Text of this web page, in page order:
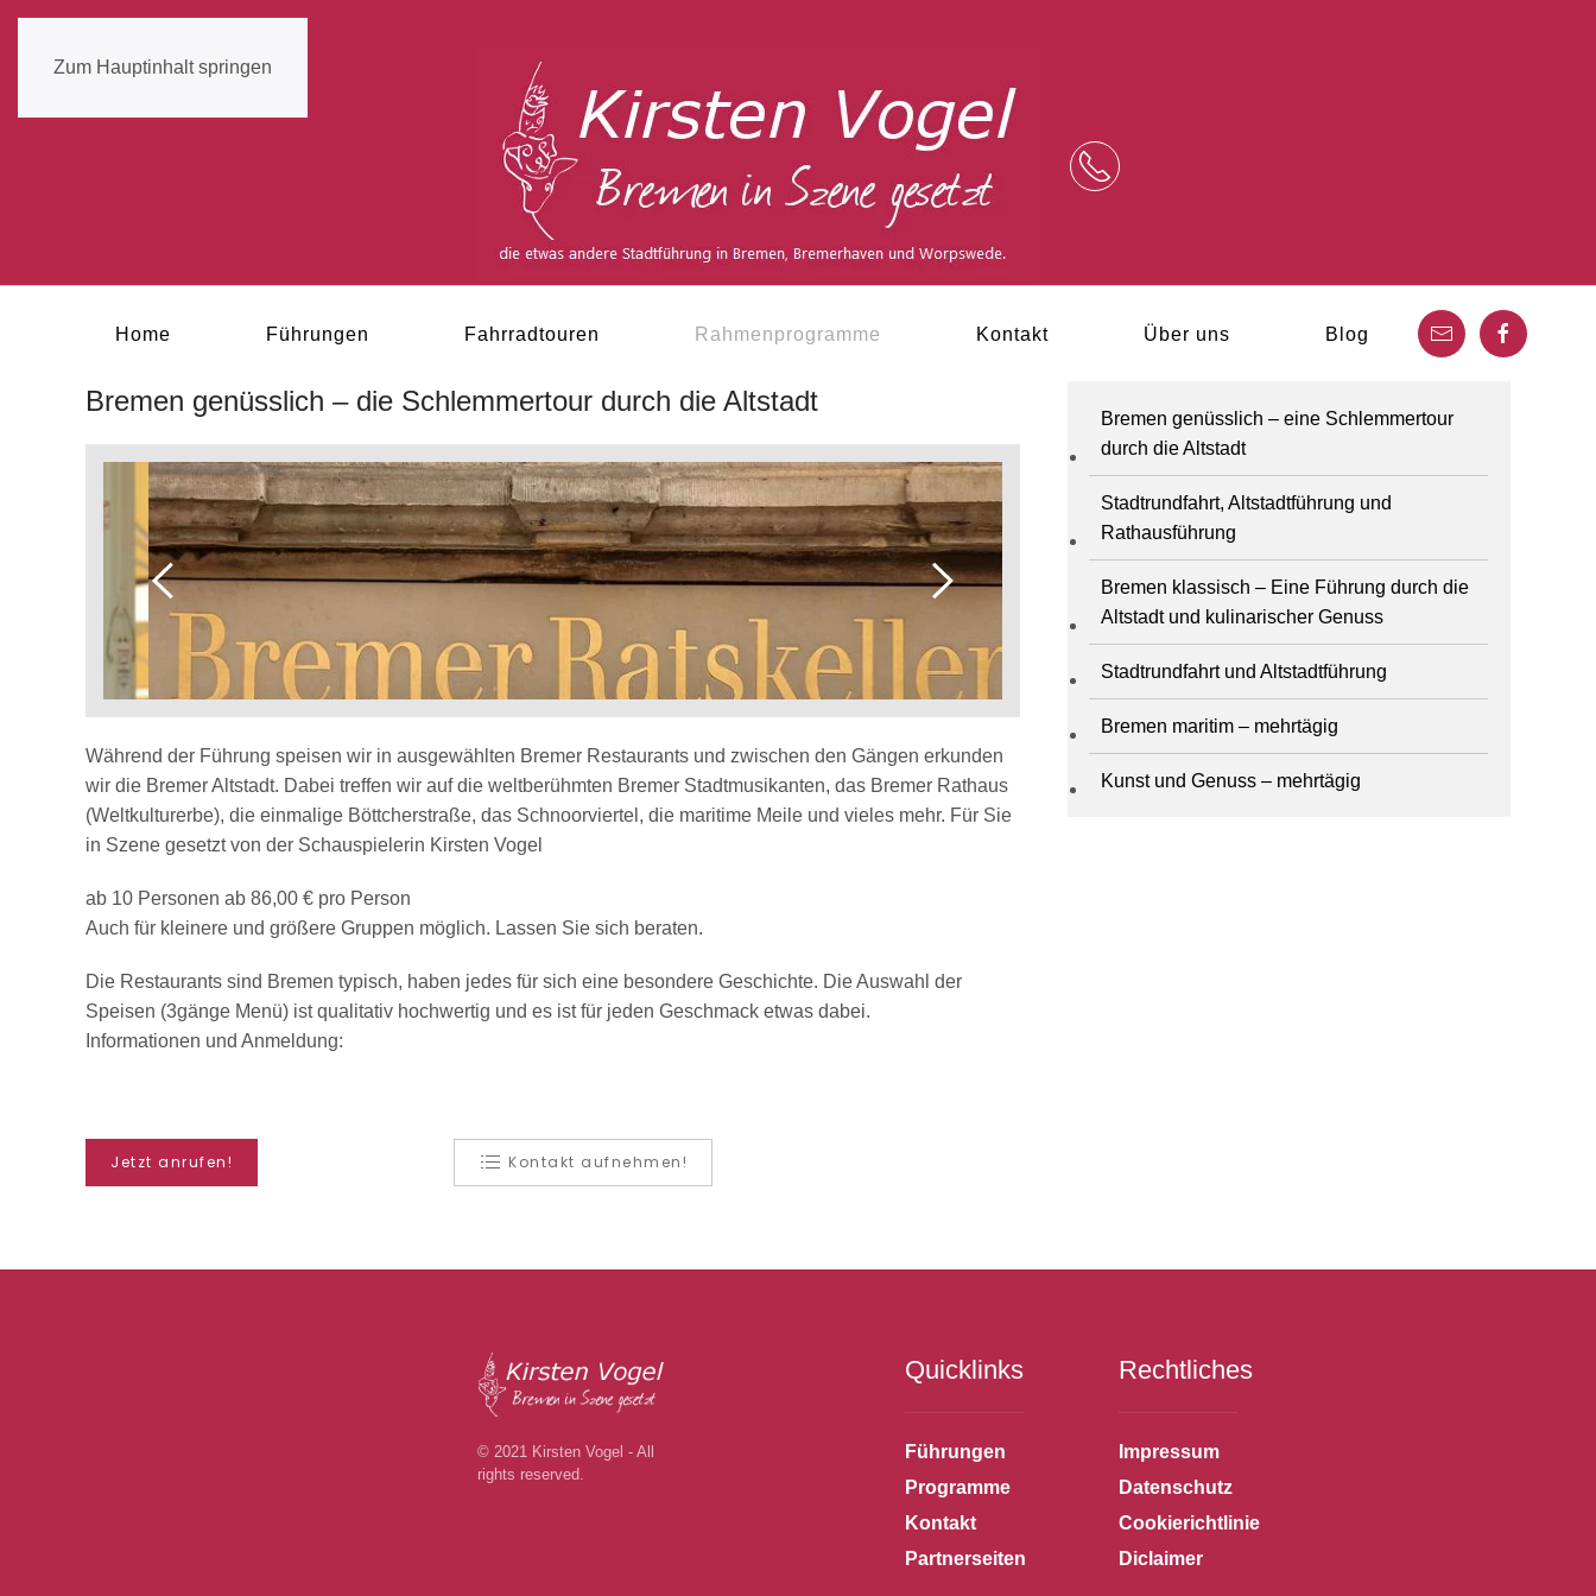
Zum Hauptinhalt springen
Home Führungen Fahrradtouren Rahmenprogramme Kontakt Über uns Blog
Bremen genüsslich – die Schlemmertour durch die Altstadt
Während der Führung speisen wir in ausgewählten Bremer Restaurants und zwischen den Gängen erkunden
wir die Bremer Altstadt. Dabei treffen wir auf die weltberühmten Bremer Stadtmusikanten, das Bremer Rathaus
(Weltkulturerbe), die einmalige Böttcherstraße, das Schnoorviertel, die maritime Meile und vieles mehr. Für Sie
in Szene gesetzt von der Schauspielerin Kirsten Vogel
ab 10 Personen ab 86,00 € pro Person
Auch für kleinere und größere Gruppen möglich. Lassen Sie sich beraten.
Die Restaurants sind Bremen typisch, haben jedes für sich eine besondere Geschichte. Die Auswahl der
Speisen (3gänge Menü) ist qualitativ hochwertig und es ist für jeden Geschmack etwas dabei.
Informationen und Anmeldung:
Bremen genüsslich – eine Schlemmertour
durch die Altstadt
Stadtrundfahrt, Altstadtführung und
Rathausführung
Bremen klassisch – Eine Führung durch die
Altstadt und kulinarischer Genuss
Stadtrundfahrt und Altstadtführung
Bremen maritim – mehrtägig
Kunst und Genuss – mehrtägig
Jetzt anrufen! Kontakt aufnehmen!
© 2021 Kirsten Vogel - All
rights reserved.
Quicklinks
Führungen
Programme
Kontakt
Partnerseiten
Rechtliches
Impressum
Datenschutz
Cookierichtlinie
Diclaimer